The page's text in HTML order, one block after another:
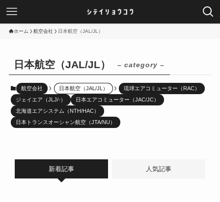
ホーム 航空会社 日本航空（JAL/JL）
日本航空（JAL/JL） – category –
航空会社 日本航空（JAL/JL）
琉球エアコミューター（RAC）
ジェイエア（JLJ/-）
日本エアコミューター（JAC/JC）
北海道エアシステム（NTH/HAC）
日本トランスオーシャン航空（JTA/NU）
新着記事 人気記事